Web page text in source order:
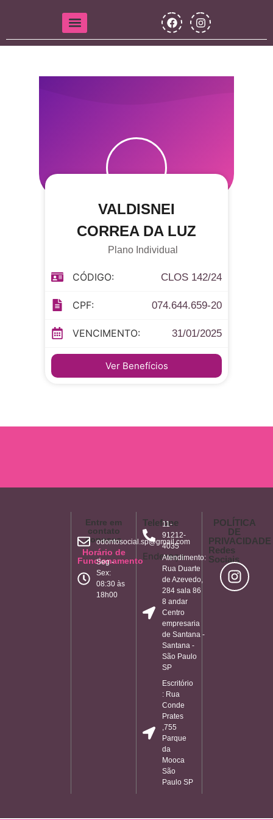
VALDISNEI
CORREA DA LUZ
Plano Individual
CÓDIGO: CLOS 142/24
CPF: 074.644.659-20
VENCIMENTO: 31/01/2025
Ver Benefícios
Entre em
contato
conosco
odontosocial.sp@gmail.com
Horário de
Funcionamento
Seg -
Sex:
08:30 às
18h00
Telefone
11-
91212-
4035
Endereço
Atendimento:
Rua Duarte
de Azevedo,
284 sala 86
8 andar
Centro
empresaria
de Santana -
Santana -
São Paulo
SP
Escritório
: Rua
Conde
Prates
,755
Parque
da
Mooca
São
Paulo SP
POLÍTICA
DE
PRIVACIDADE
Redes
Sociais